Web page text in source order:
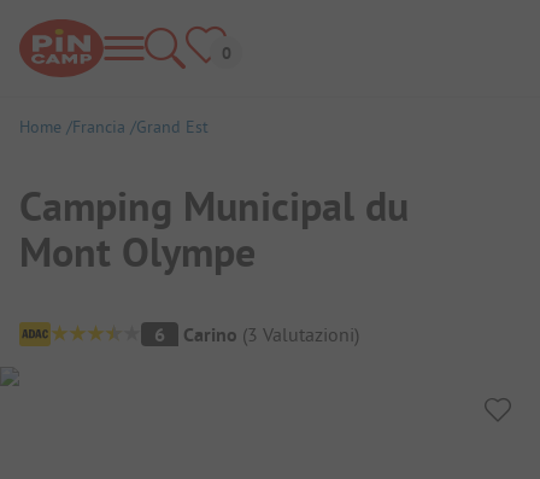
Home Francia Grand Est
Camping Municipal du
Mont Olympe
Panoramica del campeggio
6 Carino (3 Valutazioni)